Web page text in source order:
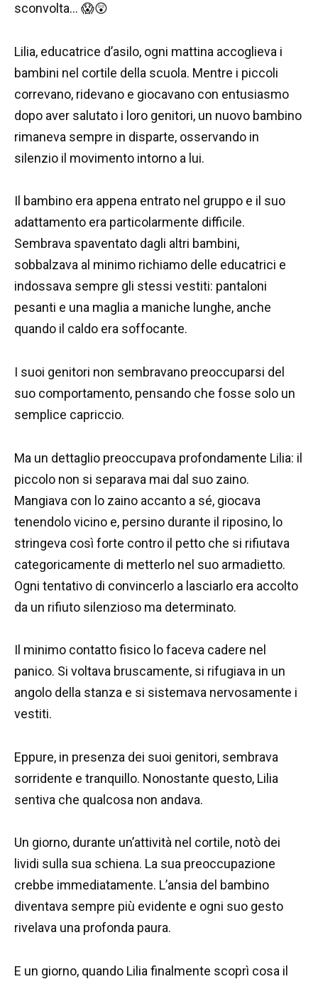
sconvolta… 😱😲
Lilia, educatrice d’asilo, ogni mattina accoglieva i
bambini nel cortile della scuola. Mentre i piccoli
correvano, ridevano e giocavano con entusiasmo
dopo aver salutato i loro genitori, un nuovo bambino
rimaneva sempre in disparte, osservando in
silenzio il movimento intorno a lui.
Il bambino era appena entrato nel gruppo e il suo
adattamento era particolarmente difficile.
Sembrava spaventato dagli altri bambini,
sobbalzava al minimo richiamo delle educatrici e
indossava sempre gli stessi vestiti: pantaloni
pesanti e una maglia a maniche lunghe, anche
quando il caldo era soffocante.
I suoi genitori non sembravano preoccuparsi del
suo comportamento, pensando che fosse solo un
semplice capriccio.
Ma un dettaglio preoccupava profondamente Lilia: il
piccolo non si separava mai dal suo zaino.
Mangiava con lo zaino accanto a sé, giocava
tenendolo vicino e, persino durante il riposino, lo
stringeva così forte contro il petto che si rifiutava
categoricamente di metterlo nel suo armadietto.
Ogni tentativo di convincerlo a lasciarlo era accolto
da un rifiuto silenzioso ma determinato.
Il minimo contatto fisico lo faceva cadere nel
panico. Si voltava bruscamente, si rifugiava in un
angolo della stanza e si sistemava nervosamente i
vestiti.
Eppure, in presenza dei suoi genitori, sembrava
sorridente e tranquillo. Nonostante questo, Lilia
sentiva che qualcosa non andava.
Un giorno, durante un’attività nel cortile, notò dei
lividi sulla sua schiena. La sua preoccupazione
crebbe immediatamente. L’ansia del bambino
diventava sempre più evidente e ogni suo gesto
rivelava una profonda paura.
E un giorno, quando Lilia finalmente scoprì cosa il